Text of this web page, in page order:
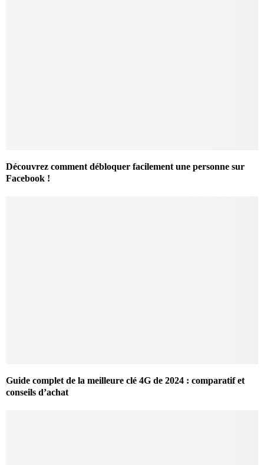
Découvrez comment débloquer facilement une personne sur
Facebook !
Guide complet de la meilleure clé 4G de 2024 : comparatif et
conseils d’achat